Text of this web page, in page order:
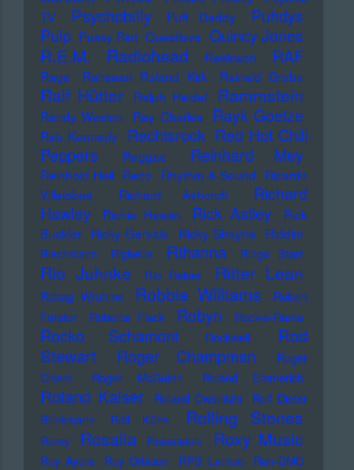
TV
Psychobilly Puff Daddy
Puhdys
Pulp Pussy Riot Questlove Quincy Jones
R.E.M. Radiohead Raekwon RAF
Rage Rahsaan Roland Kirk Rainald Grebe
Ralf Hütter Ralph Heidel Rammstein
Randy Weston Ray Charles Rayk Goetze
Reb Kennedy Rechtsrock Red Hot Chili
Peppers
Reggae Reinhard Mey
Reinhold Heil Rezo Rhythm & Sound Ricardo
Villalobos
Richard Ashcroft
Richard
Hawley
Richie Hawtin Rick Astley
Rick
Buckler
Ricky Gervais Ricky Shayne Riddim
Riechmann Righeira Rihanna Ringo Starr
Rio Juhnke Rio Reiser Ritter Lean
Robag Wruhme Robbie Williams
Robert
Forster
Roberta Flack Robyn Rock-o-Rama
Rocko Schamoni Rockwell
Rod
Stewart
Roger Champman
Roger
Cicero
Roger McGuinn Roland Emmerich
Roland Kaiser Roland Owsnitzki
Rolf Dieter
Brinkmann
Rolf Kühn Rolling Stones
Romy Rosalia Rosenstolz Roxy Music
Roy Ayers Roy Orbison RPS Lanrue
Run-DMC